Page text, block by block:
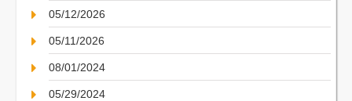
05/12/2026
05/11/2026
08/01/2024
05/29/2024